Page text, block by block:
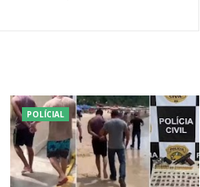
POLÍCIAL